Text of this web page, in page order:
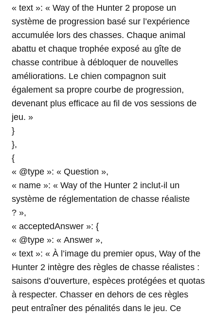
« text »: « Way of the Hunter 2 propose un
système de progression basé sur l’expérience
accumulée lors des chasses. Chaque animal
abattu et chaque trophée exposé au gîte de
chasse contribue à débloquer de nouvelles
améliorations. Le chien compagnon suit
également sa propre courbe de progression,
devenant plus efficace au fil de vos sessions de
jeu. »
}
},
{
« @type »: « Question »,
« name »: « Way of the Hunter 2 inclut-il un
système de réglementation de chasse réaliste
? »,
« acceptedAnswer »: {
« @type »: « Answer »,
« text »: « À l’image du premier opus, Way of the
Hunter 2 intègre des règles de chasse réalistes :
saisons d’ouverture, espèces protégées et quotas
à respecter. Chasser en dehors de ces règles
peut entraîner des pénalités dans le jeu. Ce